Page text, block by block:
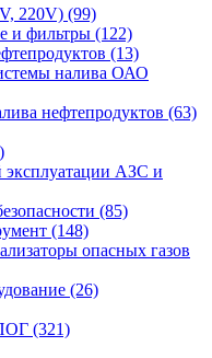
220V) (99)
и фильтры (122)
(13)
налива ОАО
нефтепродуктов (63)
эксплуатации АЗС и
(85)
(148)
опасных газов
(26)
(321)